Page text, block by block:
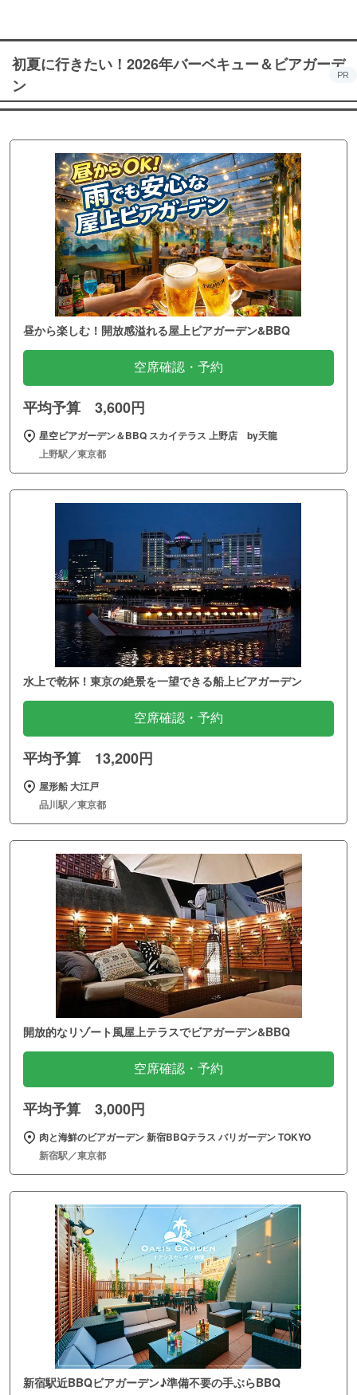
初夏に行きたい！2026年バーベキュー＆ビアガーデ
ン
PR
昼から楽しむ！開放感溢れる屋上ビアガーデン&BBQ
空席確認・予約
平均予算 3,600円
星空ビアガーデン＆BBQ スカイテラス 上野店 by天龍
上野駅／東京都
水上で乾杯！東京の絶景を一望できる船上ビアガーデン
空席確認・予約
平均予算 13,200円
屋形船 大江戸
品川駅／東京都
開放的なリゾート風屋上テラスでビアガーデン&BBQ
空席確認・予約
平均予算 3,000円
肉と海鮮のビアガーデン 新宿BBQテラス バリガーデン TOKYO
新宿駅／東京都
新宿駅近BBQビアガーデン♪準備不要の手ぶらBBQ